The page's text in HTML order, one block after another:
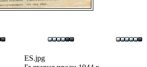
ES.jpg